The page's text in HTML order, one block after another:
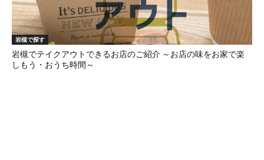
岩槻で探す
岩槻でテイクアウトできるお店のご紹介 ～お店の味をお家で楽
しもう・おうち時間～